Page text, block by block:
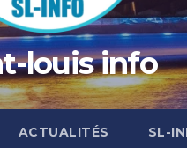
louis info
ACTUALITÉS SL-